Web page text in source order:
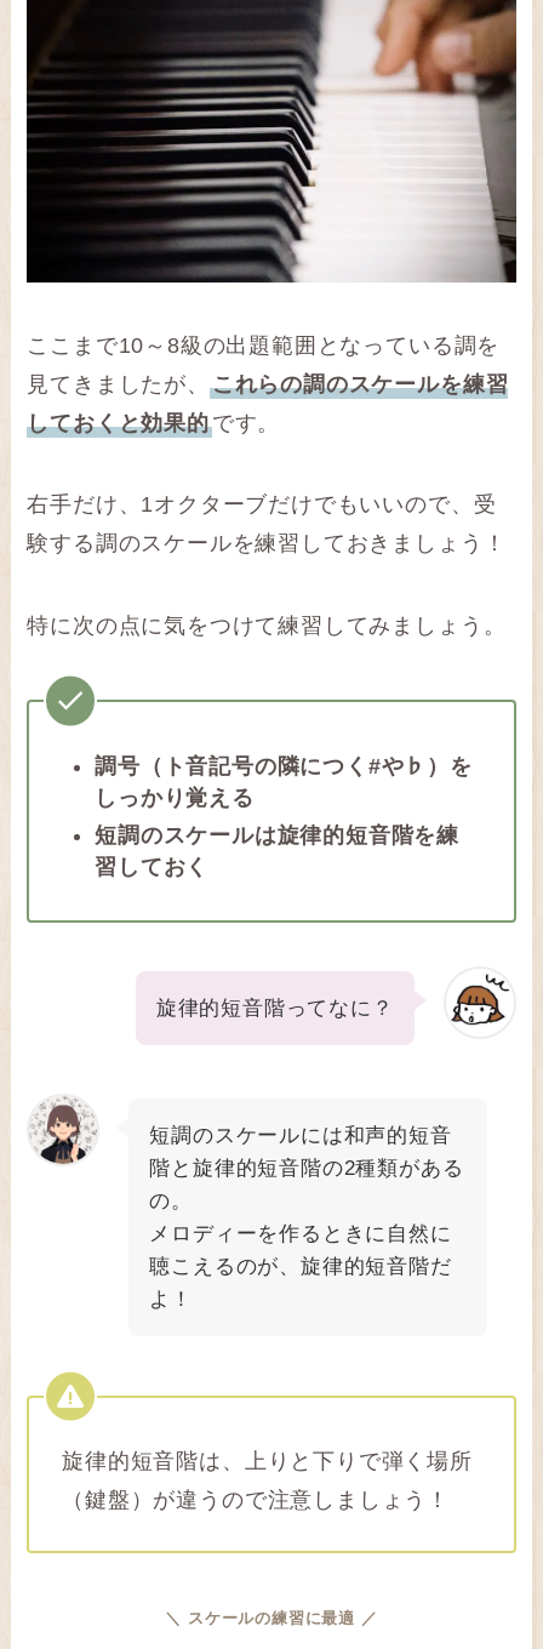
ここまで10～8級の出題範囲となっている調を
見てきましたが、 これらの調のスケールを練習
しておくと効果的です。
右手だけ、1オクターブだけでもいいので、受
験する調のスケールを練習しておきましょう！
特に次の点に気をつけて練習してみましょう。
調号（ト音記号の隣につく#や♭）を
しっかり覚える
短調のスケールは旋律的短音階を練
習しておく
旋律的短音階ってなに？
短調のスケールには和声的短音
階と旋律的短音階の2種類がある
の。
メロディーを作るときに自然に
聴こえるのが、旋律的短音階だ
よ！
旋律的短音階は、上りと下りで弾く場所
（鍵盤）が違うので注意しましょう！
＼ スケールの練習に最適 ／